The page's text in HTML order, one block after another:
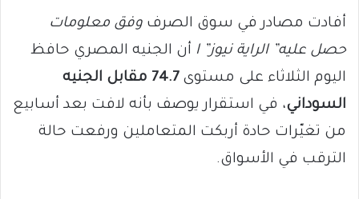
أفادت مصادر في سوق الصرف وفق معلومات
حصل عليه” الراية نيوز” ا أن الجنيه المصري حافظ
اليوم الثلاثاء على مستوى
74.7 مقابل الجنيه
السوداني، في استقرار يوصف بأنه لافت بعد أسابيع
من تغيّرات حادة أربكت المتعاملين ورفعت حالة
الترقب في الأسواق.